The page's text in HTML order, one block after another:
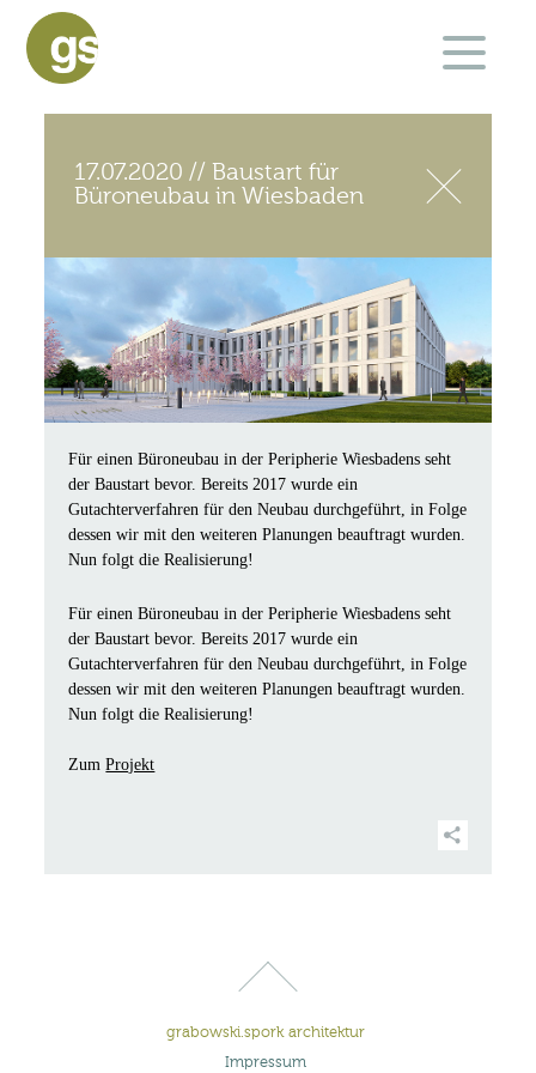
17.07.2020 // Baustart für
Büroneubau in Wiesbaden
Für einen Büroneubau in der Peripherie Wiesbadens seht
der Baustart bevor. Bereits 2017 wurde ein
Gutachterverfahren für den Neubau durchgeführt, in Folge
dessen wir mit den weiteren Planungen beauftragt wurden.
Nun folgt die Realisierung!
Für einen Büroneubau in der Peripherie Wiesbadens seht
der Baustart bevor. Bereits 2017 wurde ein
Gutachterverfahren für den Neubau durchgeführt, in Folge
dessen wir mit den weiteren Planungen beauftragt wurden.
Nun folgt die Realisierung!
ZumProjekt
grabowski.spork architektur
Impressum